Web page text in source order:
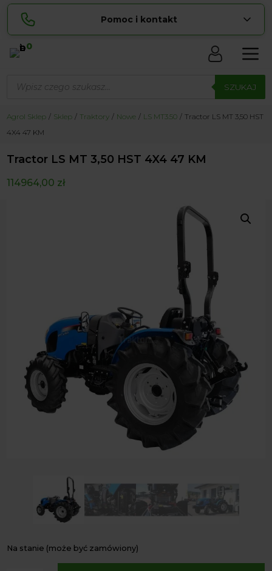
Pomoc i kontakt
Sylwia
pokaż numer
729 856 ... pokaż numer
Biuro obsługi klienta czynne Pn-Sb: 8:00 – 20:00
0
produktów SZUKAJ
Agrol Sklep Sklep Traktory Nowe LS MT3.50
Tractor LS MT 3,50 HST
4X4 47 KM
Tractor LS MT 3,50 HST 4X4 47 KM
114964,00 zł
Na stanie (może być zamówiony)